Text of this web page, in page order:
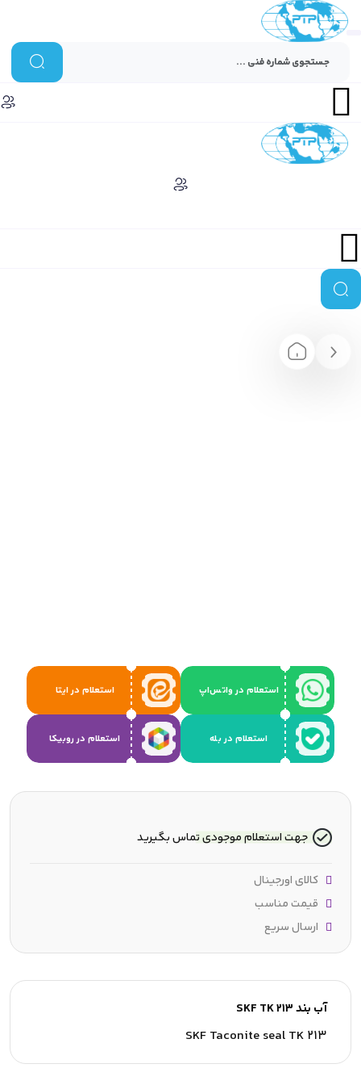
استعلام در واتس‌اپ استعلام در ایتا
استعلام در بله استعلام در روبیکا
آب بند SKF TK 213
SKF Taconite seal TK 213
جهت استعلام موجودی تماس بگیرید
کالای اورجینال
قیمت مناسب
ارسال سریع